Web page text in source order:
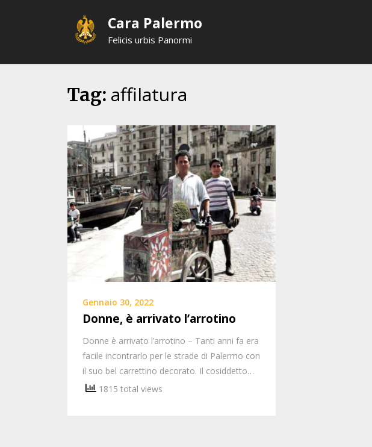
Cara Palermo
Felicis urbis Panormi
Tag: affilatura
Gennaio 30, 2022
Donne, è arrivato l’arrotino
Donne è arrivato l’arrotino – Tanti anni fa era
facile incontrarlo per le strade di Palermo con
il suo bel carrettino decorato. Il cosiddetto…
1815 total views